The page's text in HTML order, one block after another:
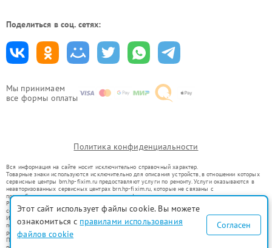
Мы принимаем
все формы оплаты
Поделиться в соц. сетях:
Политика конфиденциальности
Вся информация на сайте носит исключительно справочный характер.
Товарные знаки используются исключительно для описания устройств, в отношении которых
сервисные центры brn.hp-fixim.ru предоставляют услуги по ремонту. Услуги оказываются в
неавторизованных сервисных центрах brn.hp-fixim.ru, которые не связаны с
правообладателями товарных знаков или их официальными представителями.
Ремонт осуществляется для устройств, уже введенных в гражданский оборот в соответствии
со статьей 1487 ГК РФ.
Использование товарных знаков не преследует цели индивидуализации услуг или введения
потребителей в заблуждение, а служит для информирования о предоставляемых услугах по
ремонту техники указанных брендов.
Представленная на сайте информация не является публичной офертой, определяемой
Этот сайт использует файлы cookie. Вы можете
ознакомиться с правилами использования
файлов cookie
Согласен